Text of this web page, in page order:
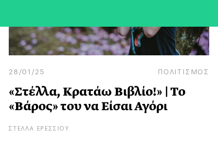
28/01/25 ΠΟΛΙΤΙΣΜΟΣ
«Στέλλα, Κρατάω Βιβλίο!» | Το
«Βάρος» του να Είσαι Αγόρι
ΣΤΕΛΛΑ ΕΡΕΣΣΙΟΥ